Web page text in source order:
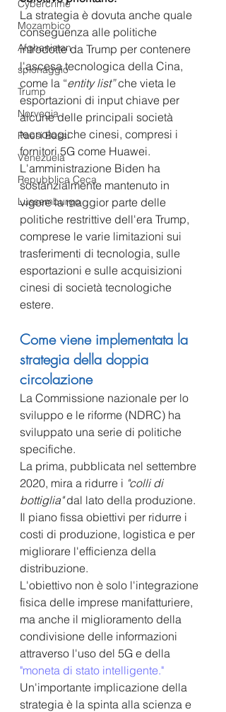
Cybercrime
Mozambico
Afghanistan
spionaggio
Trump
Norvegia
Paesi Bassi
Venezuela
Repubblica Ceca
Lussemburgo
La strategia è dovuta anche quale
conseguenza alle politiche
introdotte da Trump per contenere
l'ascesa tecnologica della Cina,
come la “entity list” che vieta le
esportazioni di input chiave per
alcune delle principali società
tecnologiche cinesi, compresi i
fornitori 5G come Huawei.
L'amministrazione Biden ha
sostanzialmente mantenuto in
vigore la maggior parte delle
politiche restrittive dell'era Trump,
comprese le varie limitazioni sui
trasferimenti di tecnologia, sulle
esportazioni e sulle acquisizioni
cinesi di società tecnologiche
estere.
Come viene implementata la
strategia della doppia
circolazione
La Commissione nazionale per lo
sviluppo e le riforme (NDRC) ha
sviluppato una serie di politiche
specifiche.
La prima, pubblicata nel settembre
2020, mira a ridurre i "colli di
bottiglia" dal lato della produzione.
Il piano fissa obiettivi per ridurre i
costi di produzione, logistica e per
migliorare l'efficienza della
distribuzione.
L'obiettivo non è solo l'integrazione
fisica delle imprese manifatturiere,
ma anche il miglioramento della
condivisione delle informazioni
attraverso l'uso del 5G e della
"moneta di stato intelligente."
Un'importante implicazione della
strategia è la spinta alla scienza e